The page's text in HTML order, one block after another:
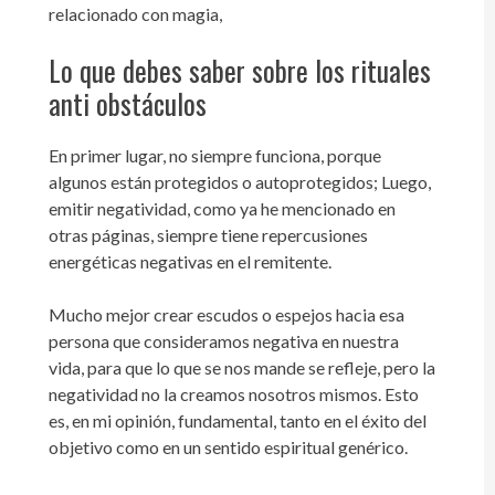
relacionado con magia,
Lo que debes saber sobre los rituales
anti obstáculos
En primer lugar, no siempre funciona, porque
algunos están protegidos o autoprotegidos; Luego,
emitir negatividad, como ya he mencionado en
otras páginas, siempre tiene repercusiones
energéticas negativas en el remitente.
Mucho mejor crear escudos o espejos hacia esa
persona que consideramos negativa en nuestra
vida, para que lo que se nos mande se refleje, pero la
negatividad no la creamos nosotros mismos. Esto
es, en mi opinión, fundamental, tanto en el éxito del
objetivo como en un sentido espiritual genérico.